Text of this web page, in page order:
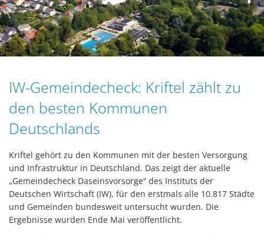
IW-Gemeindecheck: Kriftel zählt zu
den besten Kommunen
Deutschlands
Kriftel gehört zu den Kommunen mit der besten Versorgung
und Infrastruktur in Deutschland. Das zeigt der aktuelle
„Gemeindecheck Daseinsvorsorge“ des Instituts der
Deutschen Wirtschaft (IW), für den erstmals alle 10.817 Städte
und Gemeinden bundesweit untersucht wurden. Die
Ergebnisse wurden Ende Mai veröffentlicht.